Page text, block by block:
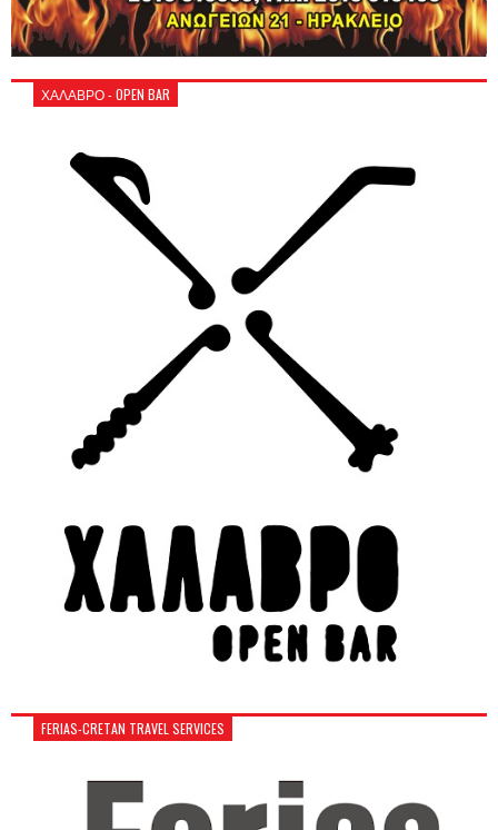
ΧΑΛΑΒΡΟ - OPEN BAR
FERIAS-CRETAN TRAVEL SERVICES